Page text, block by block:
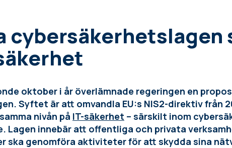
cybersäkerhetslagen
oktober i år överlämnade regeringen en
Syftet är att omvandla EU:s NIS2-direktiv från
nivån på IT-säkerhet – särskilt inom
Lagen innebär att offentliga och privata
ska genomföra aktiviteter för att skydda sina